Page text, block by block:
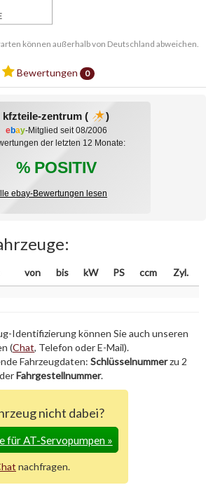
können außerhalb von Deutschland abweichen.
Bewertungen 0
kfzteile-zentrum ( )
ebay-Mitglied seit 08/2006
der letzten 12 Monate:
% POSITIV
ebay-Bewertungen lesen
von bis kW PS ccm Zyl.
Identifizierung können Sie auch unseren
(Chat, Telefon oder E-Mail).
Fahrzeugdaten: Schlüsselnummerzu 2
Fahrgestellnummer.
nicht dabei?
für AT-Servopumpen»
nachfragen.